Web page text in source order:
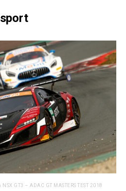
GT3 – ADAC GT MASTERS TEST 2018